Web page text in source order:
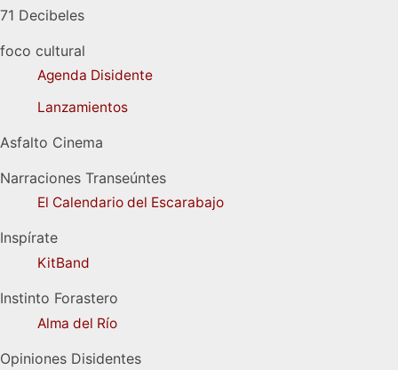
71 Decibeles
foco cultural
Agenda Disidente
Lanzamientos
Asfalto Cinema
Narraciones Transeúntes
El Calendario del Escarabajo
Inspírate
KitBand
Instinto Forastero
Alma del Río
Opiniones Disidentes